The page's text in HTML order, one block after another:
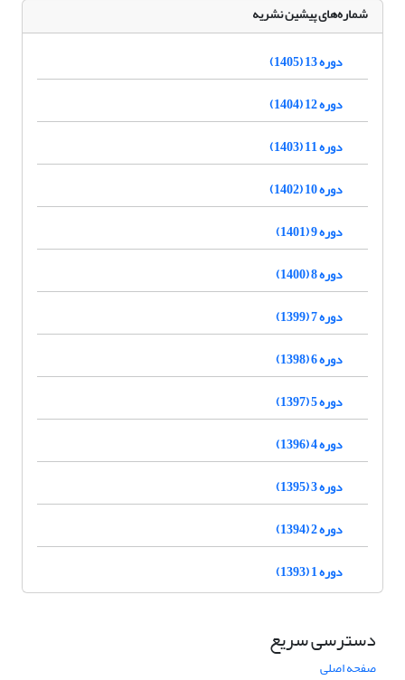
شماره‌های پیشین نشریه
دوره 13 (1405)
دوره 12 (1404)
دوره 11 (1403)
دوره 10 (1402)
دوره 9 (1401)
دوره 8 (1400)
دوره 7 (1399)
دوره 6 (1398)
دوره 5 (1397)
دوره 4 (1396)
دوره 3 (1395)
دوره 2 (1394)
دوره 1 (1393)
دسترسی سریع
صفحه اصلی